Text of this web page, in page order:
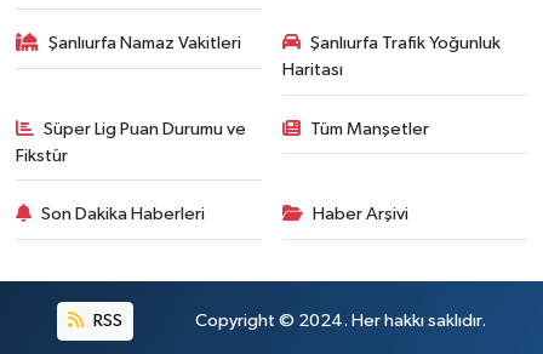
Şanlıurfa Namaz Vakitleri
Şanlıurfa Trafik Yoğunluk
Haritası
Süper Lig Puan Durumu ve
Fikstür
Tüm Manşetler
Son Dakika Haberleri Haber Arşivi
RSS Copyright © 2024. Her hakkı saklıdır.